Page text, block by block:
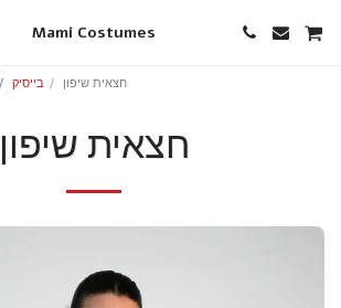
Mami Costumes
בייסיק חצאית שיפון
חצאית שיפון